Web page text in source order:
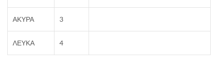
ΑΚΥΡΑ 3
ΛΕΥΚΑ 4